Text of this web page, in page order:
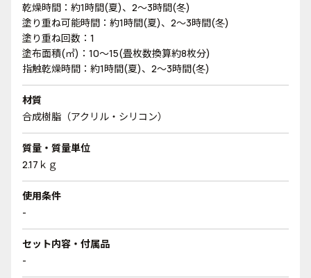
乾燥時間：約1時間(夏)、2～3時間(冬)
塗り重ね可能時間：約1時間(夏)、2～3時間(冬)
塗り重ね回数：1
塗布面積(㎡)：10～15(畳枚数換算約8枚分)
指触乾燥時間：約1時間(夏)、2～3時間(冬)
材質
合成樹脂（アクリル・シリコン）
質量・質量単位
2.17ｋｇ
使用条件
-
セット内容・付属品
-